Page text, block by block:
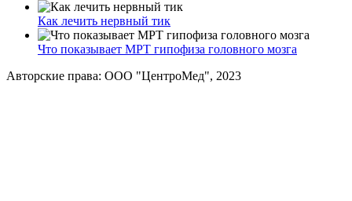
Как лечить нервный тик
Что показывает МРТ гипофиза головного мозга
Авторские права: ООО "ЦентроМед", 2023